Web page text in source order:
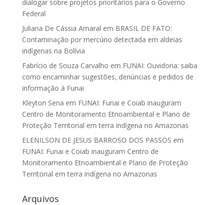
dialogar sobre projetos prioritários para o Governo
Federal
Juliana De Cássia Amaral em BRASIL DE FATO:
Contaminação por mercúrio detectada em aldeias
indígenas na Bolívia
Fabrício de Souza Carvalho em FUNAI: Ouvidoria: saiba
como encaminhar sugestões, denúncias e pedidos de
informação à Funai
Kleyton Sena em FUNAI: Funai e Coiab inauguram
Centro de Monitoramento Etnoambiental e Plano de
Proteção Territorial em terra indígena no Amazonas
ELENILSON DE JESUS BARROSO DOS PASSOS em
FUNAI: Funai e Coiab inauguram Centro de
Monitoramento Etnoambiental e Plano de Proteção
Territorial em terra indígena no Amazonas
Arquivos